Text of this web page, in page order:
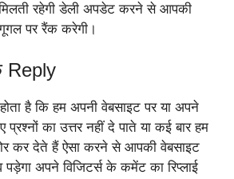
रहेगी डेली अपडेट करने से आपकी
पर रैंक करेगी।
Reply
है कि हम अपनी वेबसाइट पर या अपने
प्रश्नों का उत्तर नहीं दे पाते या कई बार हम
कर देते हैं ऐसा करने से आपकी वेबसाइट
पड़ेगा अपने विजिटर्स के कमेंट का रिप्लाई